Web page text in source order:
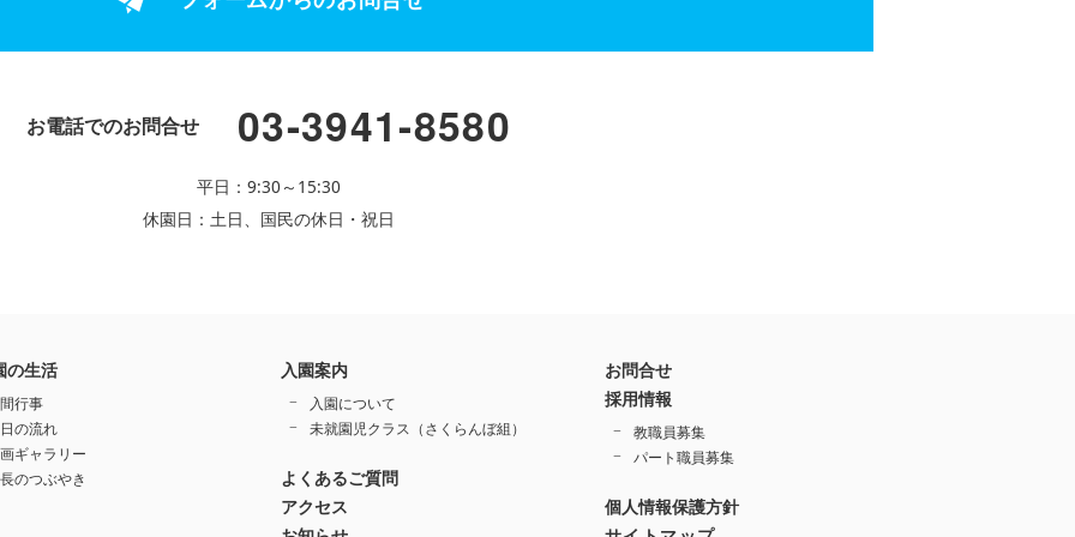
お電話でのお問合せ 03-3941-8580
平日：9:30～15:30
休園日：土日、国民の休日・祝日
の生活
行事
の流れ
ギャラリー
のつぶやき
入園案内
入園について
未就園児クラス（さくらんぼ組）
よくあるご質問
アクセス
お問合せ
採用情報
教職員募集
パート職員募集
個人情報保護方針